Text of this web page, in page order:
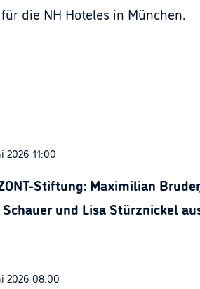
die NH Hoteles in München.
2026 11:00
Stiftung: Maximilian
Schauer und Lisa Stürznickel
2026 08:00